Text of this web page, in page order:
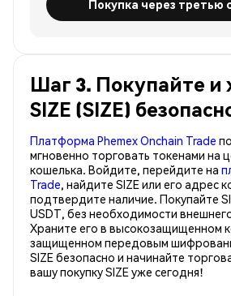
Покупка через третью
Шаг 3. Покупайте и
SIZE (SIZE)
Платформа Phemex Onchain Trade
мгновенно торговать токенами на
кошелька. Войдите, перейдите на
Trade, найдите SIZE или его адрес
подтвердите наличие. Покупайте
USDT, без необходимости
Храните его в высокозащищенном
защищенном передовым
SIZE безопасно и начинайте
вашу покупку SIZE уже сегодня!